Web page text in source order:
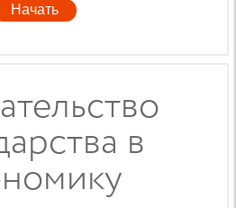
Начать
в